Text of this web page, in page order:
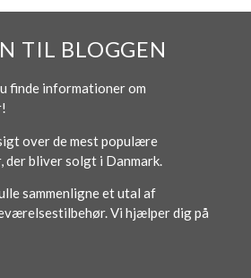
TIL BLOGGEN
finde informationer om
over de mest populære
bliver solgt i Danmark.
sammenligne et utal af
Vi hjælper dig på